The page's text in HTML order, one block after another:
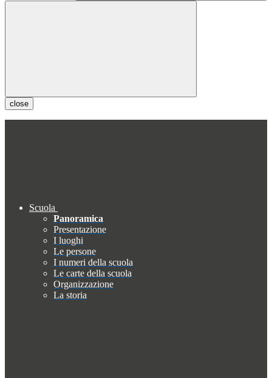
close
Scuola
Panoramica
Presentazione
I luoghi
Le persone
I numeri della scuola
Le carte della scuola
Organizzazione
La storia